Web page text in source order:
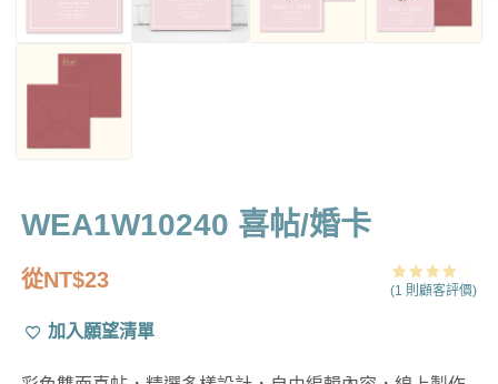
WEA1W10240 喜帖/婚卡
從NT$23
評分
1
(1 則顧客評價)
加入願望清單